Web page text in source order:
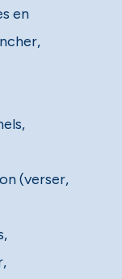
en
(verser,